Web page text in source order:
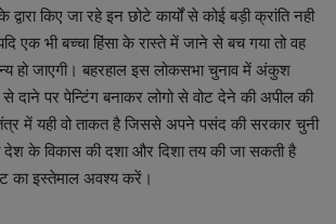
किए जा रहे इन छोटे कार्यों से कोई बड़ी क्रांति नही
एक भी बच्चा हिंसा के रास्ते में जाने से बच गया तो वह
हो जाएगी। बहरहाल इस लोकसभा चुनाव में अंकुश
दाने पर पेन्टिंग बनाकर लोगो से वोट देने की अपील की
में यही वो ताकत है जिससे अपने पसंद की सरकार चुनी
के विकास की दशा और दिशा तय की जा सकती है
का इस्तेमाल अवश्य करें।